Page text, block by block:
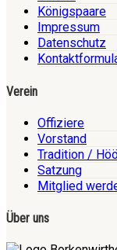
Königspaare
Impressum
Datenschutz
Verein
Offiziere
Vorstand
Tradition /
Satzung
Mitglied
Über uns